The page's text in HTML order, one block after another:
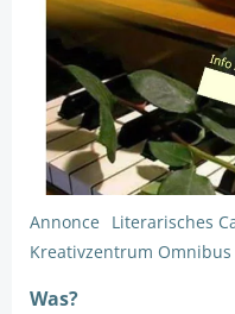
Annonce
Literarisches
Kreativzentrum Omnibus
Was?